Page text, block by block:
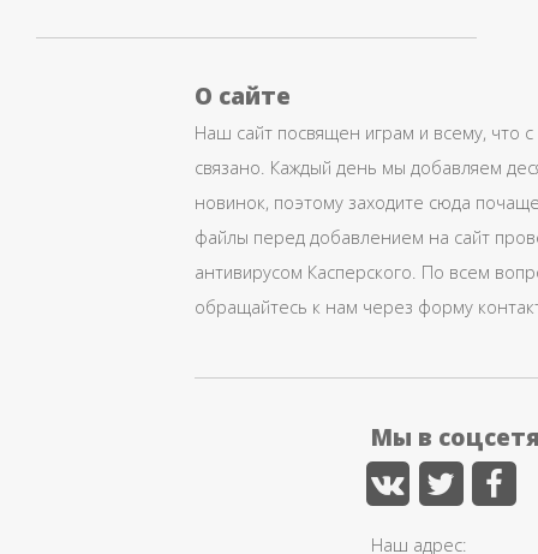
О сайте
Наш сайт посвящен играм и всему, что
связано. Каждый день мы добавляем
новинок, поэтому заходите сюда
файлы перед добавлением на сайт
антивирусом Касперского. По всем
обращайтесь к нам через форму
Мы в
Наш адрес: